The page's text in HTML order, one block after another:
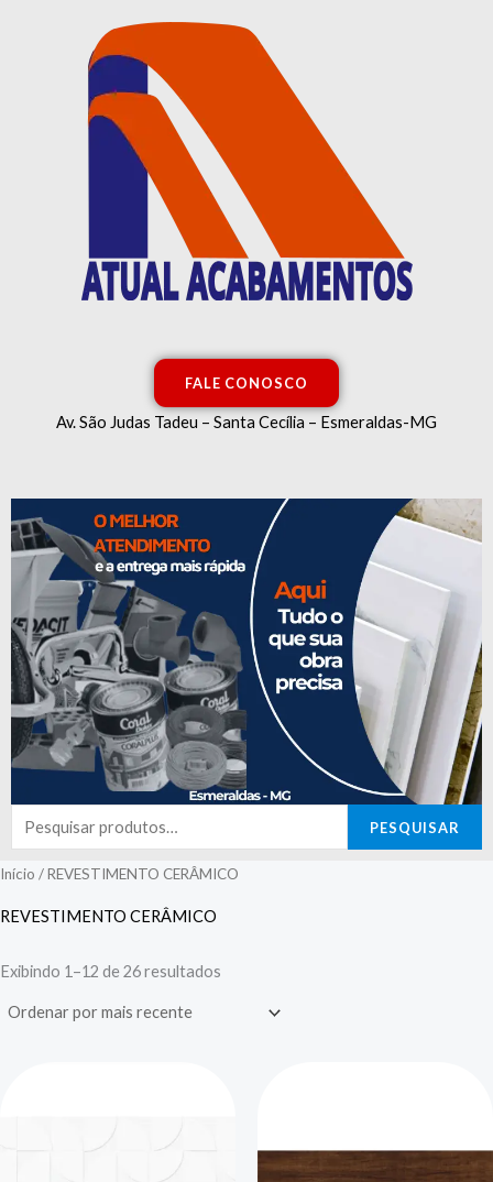
FALE CONOSCO
Av. São Judas Tadeu – Santa Cecília – Esmeraldas-MG
Pesquisar
por:
PESQUISAR
Início / REVESTIMENTO CERÂMICO
REVESTIMENTO CERÂMICO
Exibindo 1–12 de 26 resultados
por
mais
recente